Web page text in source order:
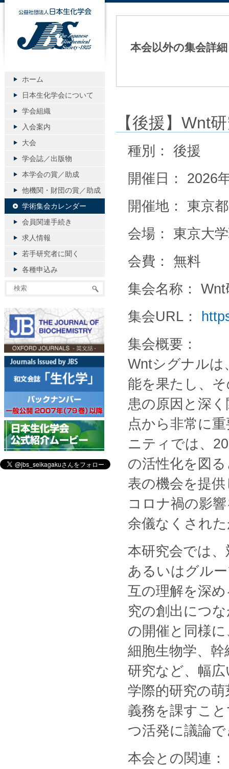
本会以外の集会詳細
【後援】Wnt
種別： 後援
開催日： 2026
開催地： 東京
会場： 東京大
会費： 無料
集会名称：
集会URL：
集会概要：
Wntシグナルは
能を果たし、
患の原因と深
点から非常に
ニティでは、
の活性化を図
表の機会を提
コロナ禍の影
余儀なくされ
本研究会では
あるいはグル
互の理解を深
究の創出につ
の開催と同様
細胞生物学、
研究など、幅
学際的研究の
義務を課すこ
つ活発に議論
本会との関連：
公益社団法人日本生化学会
ホーム
日本生化学会について
学会組織
入会案内
大会
学会誌／出版物
本学会の賞／助成
他機関・財団の賞／助成
学術集会カレンダー
会員関連手続き
求人情報
若手研究者に聞く
各種申込み